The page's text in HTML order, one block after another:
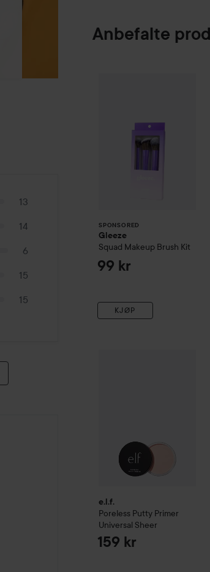
13
14
6
15
15
Anbefalte
SPONSORED
Gleeze
Squad Makeup Brush Kit
99 kr
KJØP
e.l.f.
Poreless Putty Primer
Universal Sheer
159 kr